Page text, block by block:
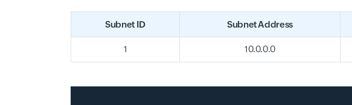
Subnet ID Subnet Address
1 10.0.0.0